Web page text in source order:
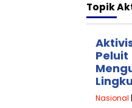
Topik
Nasional